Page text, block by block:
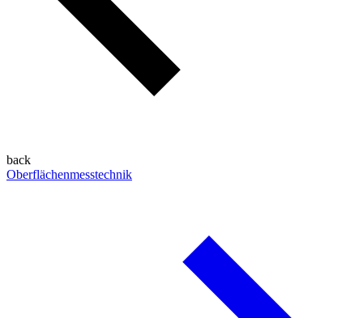
back
Oberflächenmesstechnik